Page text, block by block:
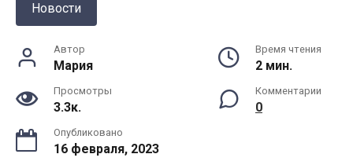
Новости
Автор
Мария
Время чтения
2 мин.
Просмотры
3.3к.
Комментарии
0
Опубликовано
16 февраля, 2023